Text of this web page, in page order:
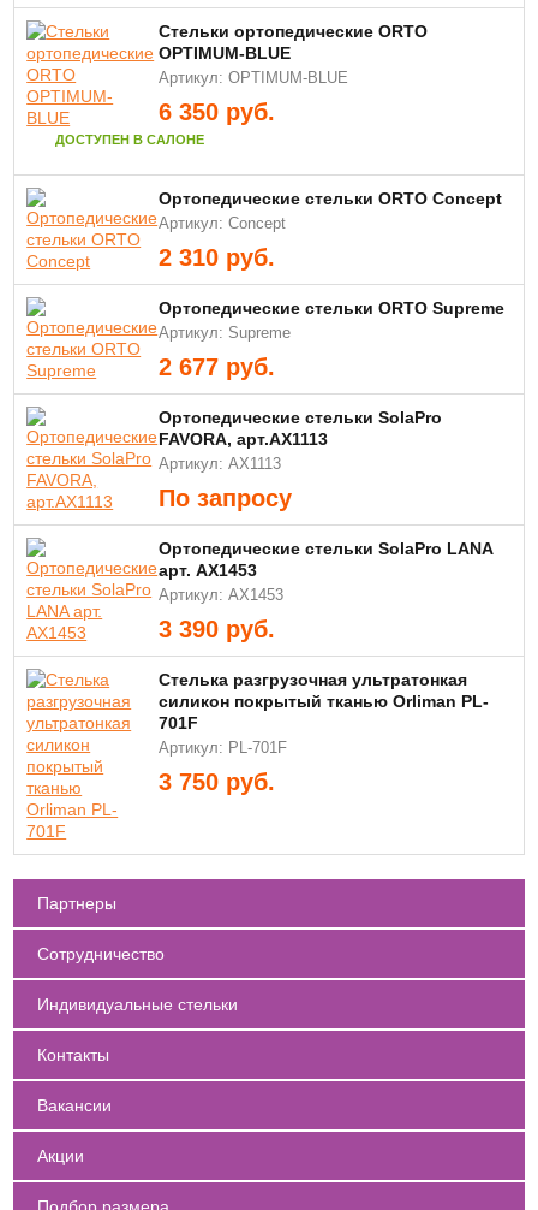
Стельки ортопедические ORTO
OPTIMUM-BLUE
Артикул: OPTIMUM-BLUE
6 350 руб.
ДОСТУПЕН В САЛОНЕ
Ортопедические cтельки ORTO Concept
Артикул: Concept
2 310 руб.
Ортопедические cтельки ORTO Supreme
Артикул: Supreme
2 677 руб.
Ортопедические стельки SolaPro
FAVORA, арт.AX1113
Артикул: AX1113
По запросу
Ортопедические стельки SolaPro LANA
арт. AX1453
Артикул: AX1453
3 390 руб.
Стелька разгрузочная ультратонкая
силикон покрытый тканью Orliman PL-
701F
Артикул: PL-701F
3 750 руб.
Партнеры
Сотрудничество
Индивидуальные стельки
Контакты
Вакансии
Акции